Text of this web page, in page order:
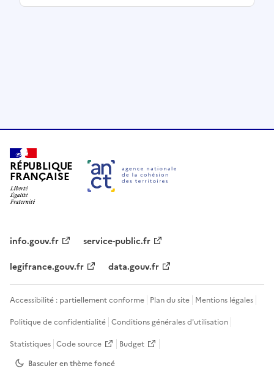
RÉPUBLIQUE
FRANÇAISE
info.gouv.fr
service-public.fr
legifrance.gouv.fr
data.gouv.fr
Accessibilité : partiellement conforme Plan du site Mentions légales
Politique de confidentialité Conditions générales d'utilisation
Statistiques Code source
Budget
Basculer en thèmefoncé